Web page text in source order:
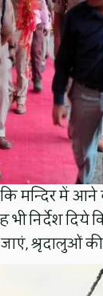
कि मन्दिर में
निर्देश दिये
श्रृदालुओं